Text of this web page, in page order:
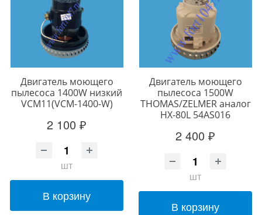
Двигатель моющего
пылесоса 1400W низкий
VCM11(VCM-1400-W)
2 100 ₽
шт
В корзину
Двигатель моющего
пылесоса 1500W
THOMAS/ZELMER аналог
HX-80L 54AS016
2 400 ₽
шт
В корзину